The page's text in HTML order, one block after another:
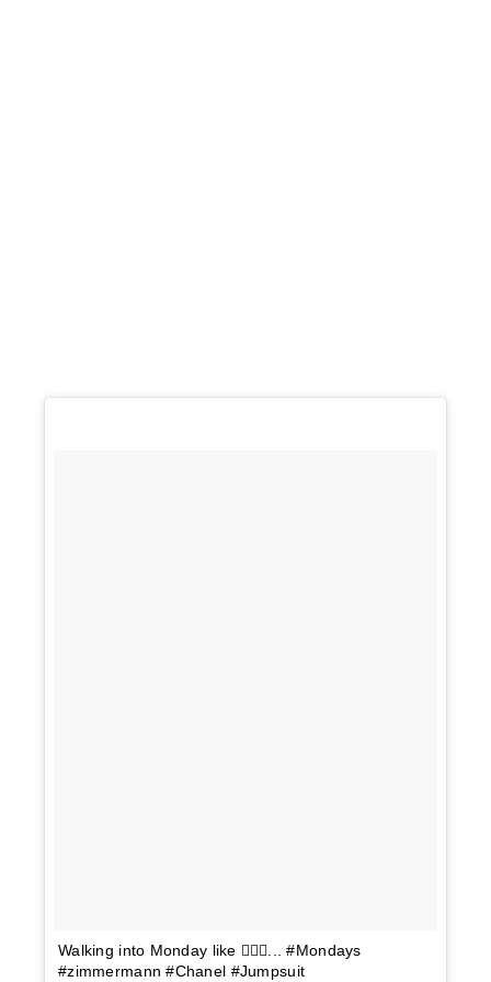
Walking into Monday like 💁🏼‍♀️... #Mondays
#zimmermann #Chanel #Jumpsuit